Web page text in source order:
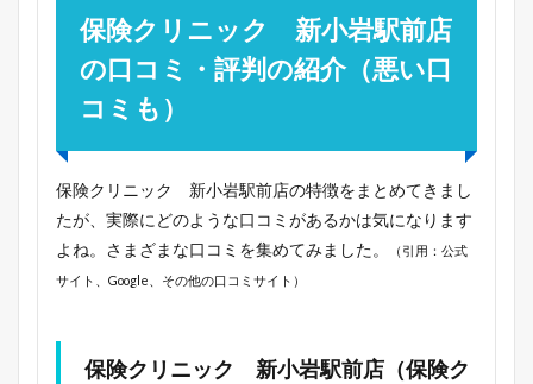
保険クリニック 新小岩駅前店
の口コミ・評判の紹介（悪い口
コミも）
保険クリニック 新小岩駅前店の特徴をまとめてきまし
たが、実際にどのような口コミがあるかは気になります
よね。さまざまな口コミを集めてみました。
（引用：公式
サイト、Google、その他の口コミサイト）
保険クリニック 新小岩駅前店（保険ク